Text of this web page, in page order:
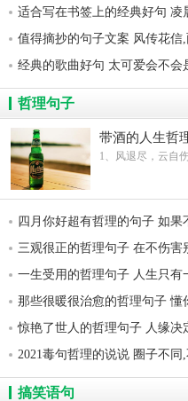
适合写在书签上的经典好句
值得摘抄的句子文案 风传花信
经典的歌曲好句 太可爱会不会
哲理句子
带酒的人生哲
1、风退尽，云自
四月你好超有哲理的句子 如
三观很正的哲理句子 在不伤害
一生受用的哲理句子 人生只有
那些很暖很治愈的哲理句子 懂
惊艳了世人的哲理句子 人缘决
2021毒句哲理的说说 圈子不同
搞笑语句